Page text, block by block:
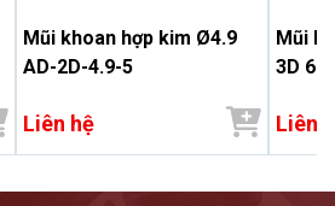
Mũi khoan hợp kim Ø4.9
AD-2D-4.9-5
Liên hệ
Mũi
3D
Liên